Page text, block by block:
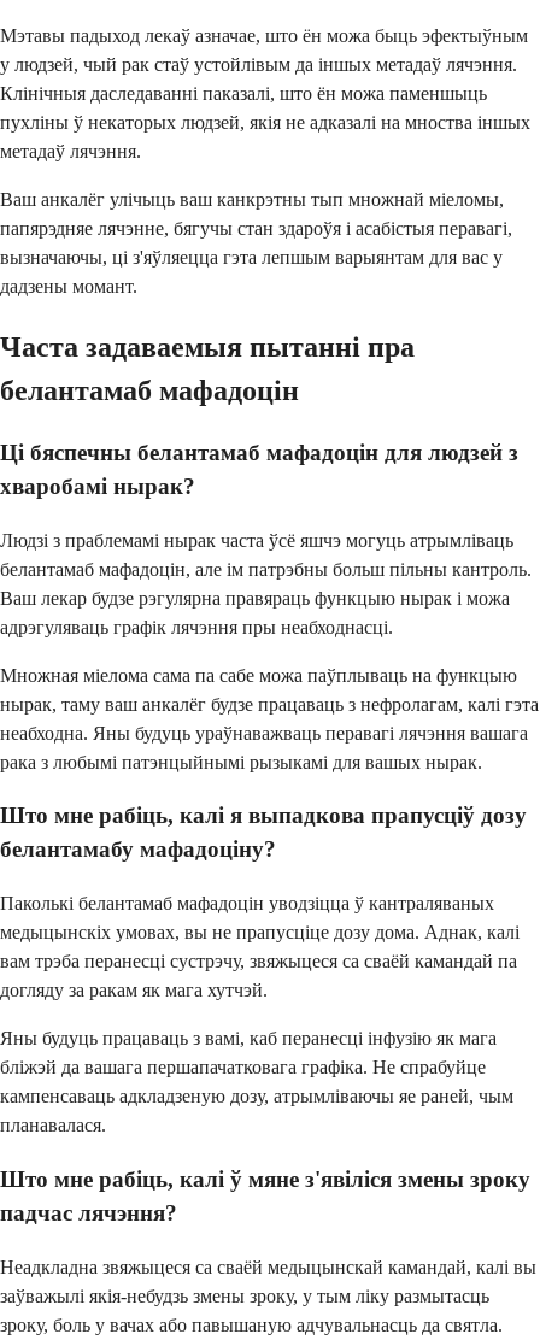
Мэтавы падыход лекаў азначае, што ён можа быць эфектыўным
у людзей, чый рак стаў устойлівым да іншых метадаў лячэння.
Клінічныя даследаванні паказалі, што ён можа паменшыць
пухліны ў некаторых людзей, якія не адказалі на мноства іншых
метадаў лячэння.
Ваш анкалёг улічыць ваш канкрэтны тып множнай міеломы,
папярэдняе лячэнне, бягучы стан здароўя і асабістыя перавагі,
вызначаючы, ці з'яўляецца гэта лепшым варыянтам для вас у
дадзены момант.
Часта задаваемыя пытанні пра
белантамаб мафадоцін
Ці бяспечны белантамаб мафадоцін для людзей з
хваробамі нырак?
Людзі з праблемамі нырак часта ўсё яшчэ могуць атрымліваць
белантамаб мафадоцін, але ім патрэбны больш пільны кантроль.
Ваш лекар будзе рэгулярна правяраць функцыю нырак і можа
адрэгуляваць графік лячэння пры неабходнасці.
Множная міелома сама па сабе можа паўплываць на функцыю
нырак, таму ваш анкалёг будзе працаваць з нефролагам, калі гэта
неабходна. Яны будуць ураўнаважваць перавагі лячэння вашага
рака з любымі патэнцыйнымі рызыкамі для вашых нырак.
Што мне рабіць, калі я выпадкова прапусціў дозу
белантамабу мафадоціну?
Паколькі белантамаб мафадоцін уводзіцца ў кантраляваных
медыцынскіх умовах, вы не прапусціце дозу дома. Аднак, калі
вам трэба перанесці сустрэчу, звяжыцеся са сваёй камандай па
догляду за ракам як мага хутчэй.
Яны будуць працаваць з вамі, каб перанесці інфузію як мага
бліжэй да вашага першапачатковага графіка. Не спрабуйце
кампенсаваць адкладзеную дозу, атрымліваючы яе раней, чым
планавалася.
Што мне рабіць, калі ў мяне з'явіліся змены зроку
падчас лячэння?
Неадкладна звяжыцеся са сваёй медыцынскай камандай, калі вы
заўважылі якія-небудзь змены зроку, у тым ліку размытасць
зроку, боль у вачах або павышаную адчувальнасць да святла.